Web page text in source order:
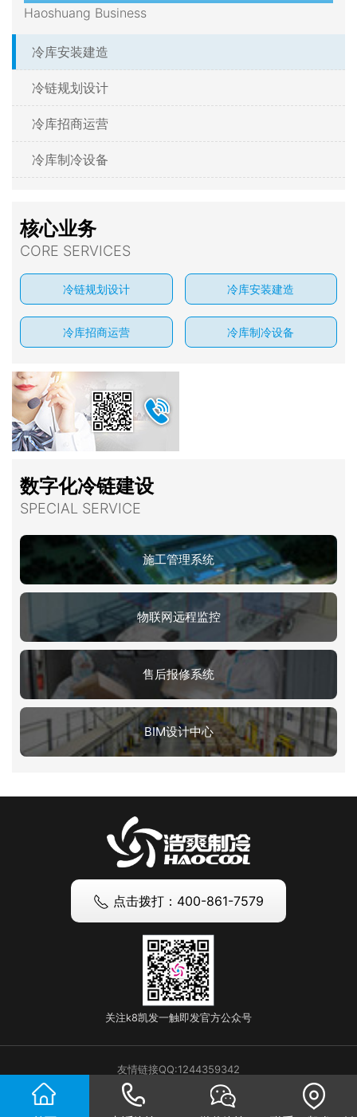
Haoshuang Business
冷库安装建造
冷链规划设计
冷库招商运营
冷库制冷设备
核心业务
CORE SERVICES
冷链规划设计 冷库安装建造
冷库招商运营 冷库制冷设备
数字化冷链建设
SPECIAL SERVICE
施工管理系统
物联网远程监控
售后报修系统
BIM设计中心
点击拨打：400-861-7579
关注k8凯发一触即发官方公众号
友情链接QQ:1244359342
版权所有 上海k8凯发一触即发实业有限公司
Copyrights (c) 2009-2023 hljmzly.com All